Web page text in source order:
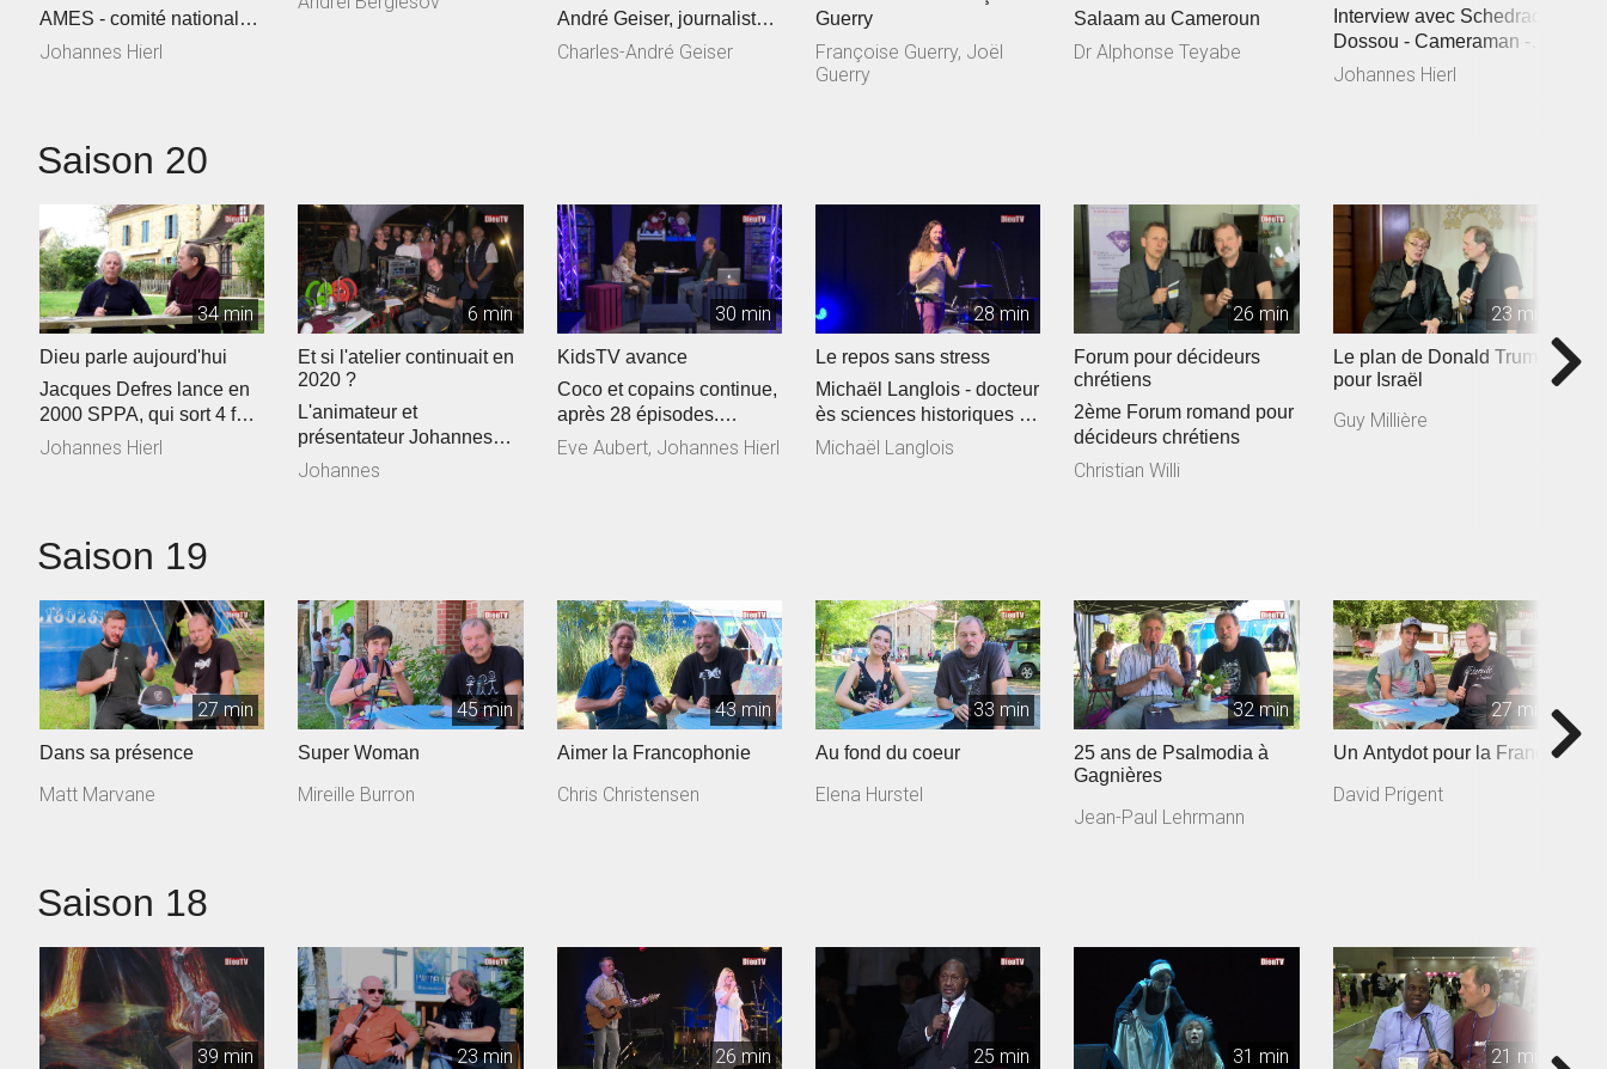
AMES - comité national
de DieuTV au Togo
Johannes Hierl
André Geiser, journaliste
et pasteur
Charles-André Geiser
Guerry
Françoise Guerry, Joël
Guerry
Salaam au Cameroun
Dr Alphonse Teyabe
Interview avec Schedrac
Dossou - Cameraman -
monteur
Johannes Hierl
Saison 20
34 min
Dieu parle aujourd'hui
Jacques Defres lance en
2000 SPPA, qui sort 4 fois
par année.
Johannes Hierl
6 min
Et si l'atelier continuait en
2020 ?
L'animateur et
présentateur Johannes
Hierl était présent au
Johannes
30 min
KidsTV avance
Coco et copains continue,
après 28 épisodes.
Nathan a déménagé et
Eve Aubert, Johannes Hierl
28 min
Le repos sans stress
Michaël Langlois - docteur
ès sciences historiques et
philologiques » « cher...
Michaël Langlois
26 min
Forum pour décideurs
chrétiens
2ème Forum romand pour
décideurs chrétiens
Christian Willi
23 min
Le plan de Donald Trump
pour Israël
Guy Millière
Saison 19
27 min
Dans sa présence
Matt Marvane
45 min
Super Woman
Mireille Burron
43 min
Aimer la Francophonie
Chris Christensen
33 min
Au fond du coeur
Elena Hurstel
32 min
25 ans de Psalmodia à
Gagnières
Jean-Paul Lehrmann
27 min
Un Antydot pour la France
David Prigent
Saison 18
39 min 23 min 26 min 25 min 31 min 21 min